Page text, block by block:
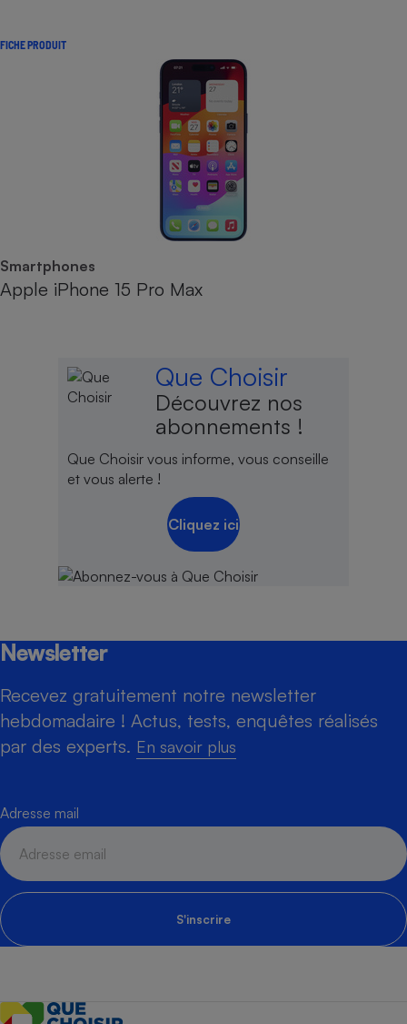
FICHE PRODUIT
Smartphones
Apple iPhone 15 Pro Max
Que Choisir
Découvrez nos
abonnements !
Que Choisir vous informe, vous conseille
et vous alerte !
Cliquez ici
Newsletter
Recevez gratuitement notre newsletter
hebdomadaire ! Actus, tests, enquêtes réalisés
par des experts. En savoir plus
Adresse mail
S'inscrire